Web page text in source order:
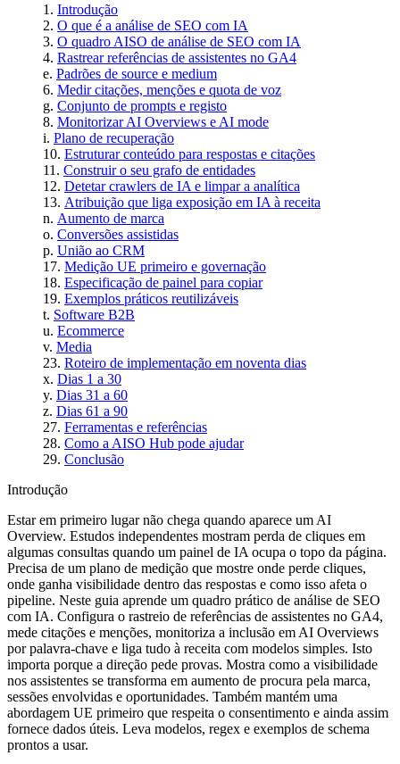
Introdução
O que é a análise de SEO com IA
O quadro AISO de análise de SEO com IA
Rastrear referências de assistentes no GA4
Padrões de source e medium
Medir citações, menções e quota de voz
Conjunto de prompts e registo
Monitorizar AI Overviews e AI mode
Plano de recuperação
Estruturar conteúdo para respostas e citações
Construir o seu grafo de entidades
Detetar crawlers de IA e limpar a analítica
Atribuição que liga exposição em IA à receita
Aumento de marca
Conversões assistidas
União ao CRM
Medição UE primeiro e governação
Especificação de painel para copiar
Exemplos práticos reutilizáveis
Software B2B
Ecommerce
Media
Roteiro de implementação em noventa dias
Dias 1 a 30
Dias 31 a 60
Dias 61 a 90
Ferramentas e referências
Como a AISO Hub pode ajudar
Conclusão
Introdução
Estar em primeiro lugar não chega quando aparece um AI
Overview. Estudos independentes mostram perda de cliques em
algumas consultas quando um painel de IA ocupa o topo da página.
Precisa de um plano de medição que mostre onde perde cliques,
onde ganha visibilidade dentro das respostas e como isso afeta o
pipeline. Neste guia aprende um quadro prático de análise de SEO
com IA. Configura o rastreio de referências de assistentes no GA4,
mede citações e menções, monitoriza a inclusão em AI Overviews
por palavra‑chave e liga tudo à receita com modelos simples. Isto
importa porque a direção pede provas. Mostra como a visibilidade
nos assistentes se transforma em aumento de procura pela marca,
sessões envolvidas e oportunidades. Também mantém uma
abordagem UE primeiro que respeita o consentimento e ainda assim
fornece dados úteis. Leva modelos, regex e exemplos de schema
prontos a usar.